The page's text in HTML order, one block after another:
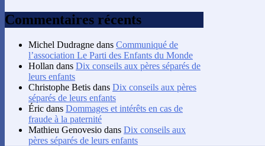
Commentaires récents
Michel Dudragne dans Communiqué de
l’association Le Parti des Enfants du Monde
Hollan dans Dix conseils aux pères séparés de
leurs enfants
Christophe Betis dans Dix conseils aux pères
séparés de leurs enfants
Éric dans Dommages et intérêts en cas de
fraude à la paternité
Mathieu Genovesio dans Dix conseils aux
pères séparés de leurs enfants